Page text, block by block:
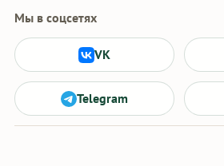
Мы в соцсетях
VK
Telegram